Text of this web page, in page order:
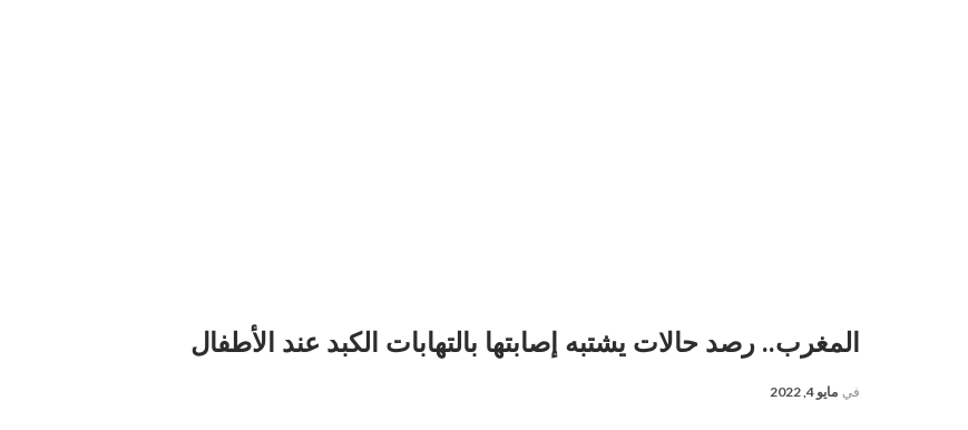
المغرب.. رصد حالات يشتبه إصابتها بالتهابات الكبد عند الأطفال
في مايو 4, 2022